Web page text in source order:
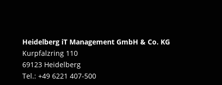
Heidelberg iT Management GmbH & Co. KG
Kurpfalzring 110
69123 Heidelberg
Tel.: +49 6221 407-500